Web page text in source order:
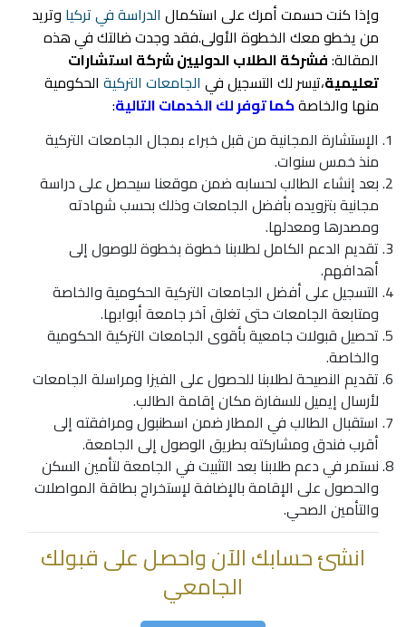
وإذا كنت حسمت أمرك على استكمال الدراسة في تركيا وتريد
من يخطو معك الخطوة الأولى.فقد وجدت ضالتك في هذه
المقالة:فشركة الطلاب الدوليين شركة استشارات
تعليمية،تيسر لك التسجيل في الجامعات التركية الحكومية
منها والخاصةكما توفر لك الخدمات التالية:
الإستشارة المجانية من قبل خبراء بمجال الجامعات التركية
منذ خمس سنوات.
بعد إنشاء الطالب لحسابه ضمن موقعنا سيحصل على دراسة
مجانية بتزويده بأفضل الجامعات وذلك بحسب شهادته
ومصدرها ومعدلها.
تقديم الدعم الكامل لطلابنا خطوة بخطوة للوصول إلى
أهدافهم.
التسجيل علىأفضل الجامعات التركية الحكومية والخاصة
ومتابعة الجامعات حتى تغلق آخر جامعة أبوابها.
تحصيل قبولات جامعية بأقوى الجامعات التركية الحكومية
والخاصة.
تقديم النصيحة لطلابنا للحصول على الفيزا ومراسلة الجامعات
لأرسال إيميل للسفارة مكان إقامة الطالب.
استقبال الطالب في المطار ضمن اسطنبول ومرافقته إلى
أقرب فندق ومشاركته بطريق الوصول إلى الجامعة.
نستمر في دعم طلابنا بعد التثبيت في الجامعة لتأمين السكن
والحصول على الإقامة بالإضافة لإستخراج بطاقة المواصلات
والتأمين الصحي.
انشئ حسابك الآن واحصل على قبولك
الجامعي